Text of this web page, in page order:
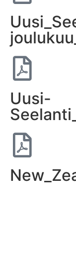
Uusi-